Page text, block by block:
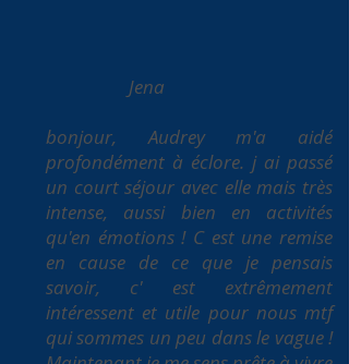
Jena
bonjour, Audrey m'a aidé
profondément à éclore. j ai passé
un court séjour avec elle mais très
intense, aussi bien en activités
qu'en émotions ! C est une remise
en cause de ce que je pensais
savoir, c' est extrêmement
intéressent et utile pour nous mtf
qui sommes un peu dans le vague !